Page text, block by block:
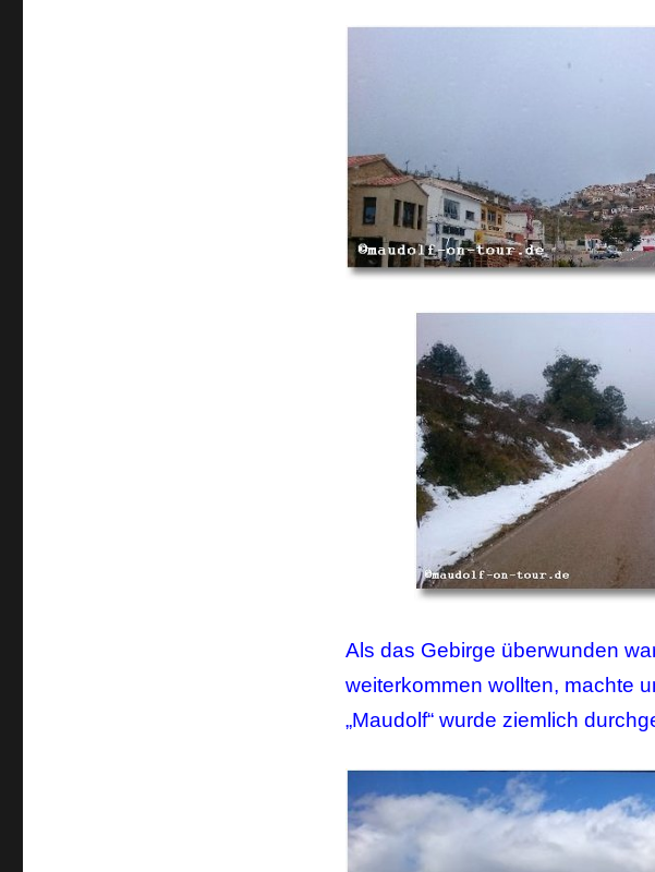
Als das Gebirge überwunden
weiterkommen wollten, machte
„Maudolf“ wurde ziemlich